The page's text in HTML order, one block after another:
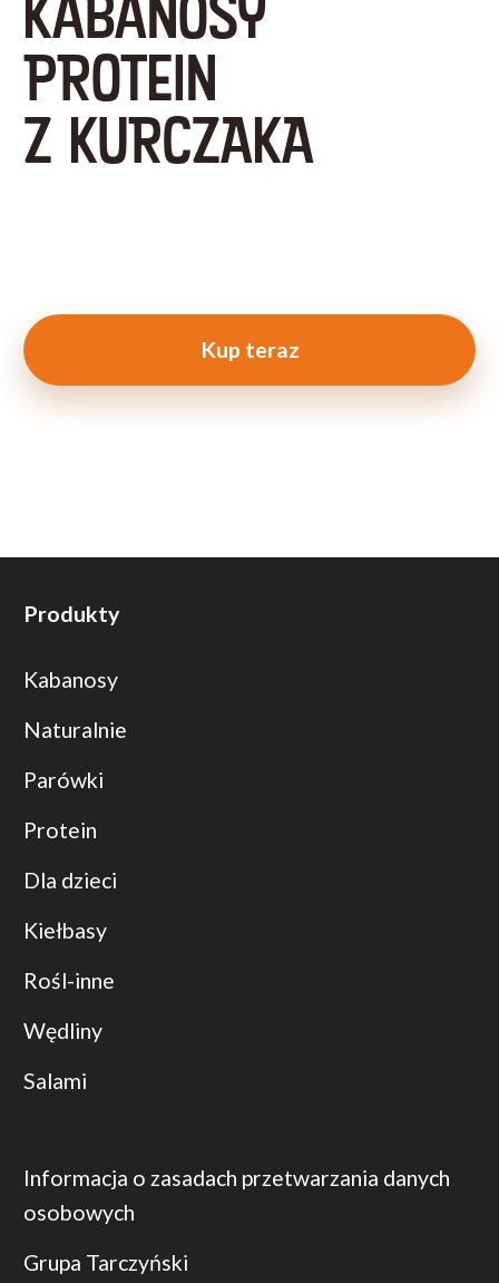
PROTEIN
Z KURCZAKA
Kup teraz
Produkty
Kabanosy
Naturalnie
Parówki
Protein
Dla dzieci
Kiełbasy
Rośl-inne
Wędliny
Salami
Informacja o zasadach przetwarzania danych
osobowych
Grupa Tarczyński